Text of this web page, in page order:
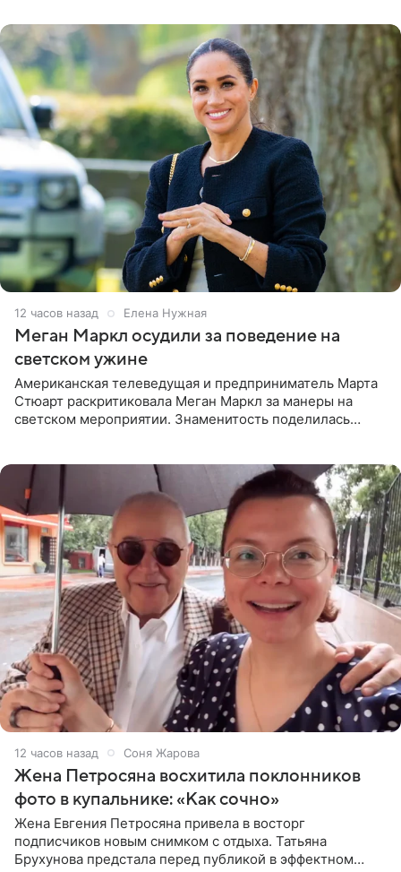
12 часов назад Елена Нужная
Меган Маркл осудили за поведение на
светском ужине
Американская телеведущая и предприниматель Марта
Стюарт раскритиковала Меган Маркл за манеры на
светском мероприятии. Знаменитость поделилась
12 часов назад Соня Жарова
Жена Петросяна восхитила поклонников
фото в купальнике: «Как сочно»
Жена Евгения Петросяна привела в восторг
подписчиков новым снимком с отдыха. Татьяна
Брухунова предстала перед публикой в эффектном